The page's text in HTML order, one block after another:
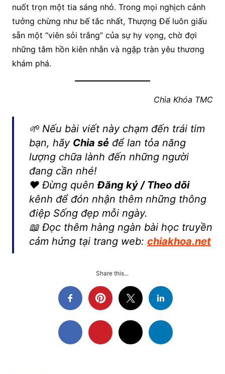
nuốt trọn một tia sáng nhỏ. Trong mọi nghịch cảnh
tưởng chừng như bế tắc nhất, Thượng Đế luôn giấu
sẵn một “viên sỏi trắng” của sự hy vọng, chờ đợi
những tâm hồn kiên nhẫn và ngập tràn yêu thương
khám phá.
Chìa Khóa TMC
🌱 Nếu bài viết này chạm đến trái tim
bạn, hãy Chia sẻđể lan tỏa năng
lượng chữa lành đến những người
đang cần nhé!
❤️ Đừng quênĐăng ký / Theo dõi
kênh để đón nhận thêm những thông
điệp Sống đẹp mỗi ngày.
📖 Đọc thêm hàng ngàn bài học truyền
cảm hứng tại trang web: chiakhoa.net
Share this...